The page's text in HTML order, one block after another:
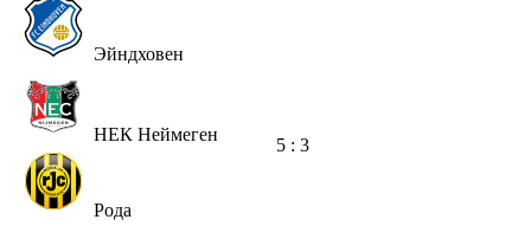
Эйндховен
НЕК Неймеген
Рода
5 : 3